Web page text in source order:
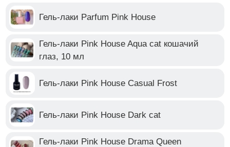
Гель-лаки Parfum Pink House
Гель-лаки Pink House Aqua cat кошачий
глаз, 10 мл
Гель-лаки Pink House Casual Frost
Гель-лаки Pink House Dark cat
Гель-лаки Pink House Drama Queen